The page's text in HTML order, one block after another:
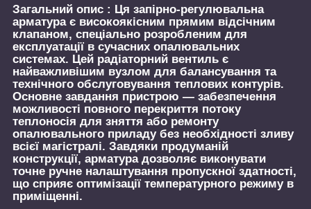
Загальний опис : Ця запірно-регулювальна
арматура є високоякісним прямим відсічним
клапаном, спеціально розробленим для
експлуатації в сучасних опалювальних
системах. Цей радіаторний вентиль є
найважливішим вузлом для балансування та
технічного обслуговування теплових контурів.
Основне завдання пристрою — забезпечення
можливості повного перекриття потоку
теплоносія для зняття або ремонту
опалювального приладу без необхідності зливу
всієї магістралі. Завдяки продуманій
конструкції, арматура дозволяє виконувати
точне ручне налаштування пропускної здатності,
що сприяє оптимізації температурного режиму в
приміщенні.